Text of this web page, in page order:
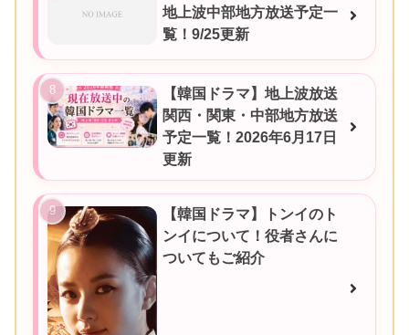
地上波中部地方放送予定一
覧！9/25更新
【韓国ドラマ】地上波放送
関西・関東・中部地方放送
予定一覧！2026年6月17日
更新
【韓国ドラマ】トンイのト
ンイについて！役者さんに
ついてもご紹介